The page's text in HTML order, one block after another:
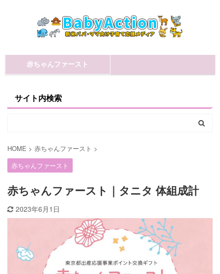
赤ちゃんファースト
サイト内検索
HOME > 赤ちゃんファースト >
赤ちゃんファースト
赤ちゃんファースト｜タニタ 体組成計
2023年6月1日